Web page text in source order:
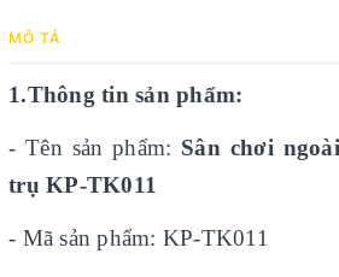
MÔ TẢ
1.Thông tin sản phẩm:
- Tên sản phẩm: Sân chơi
trụ KP-TK011
- Mã sản phẩm: KP-TK011